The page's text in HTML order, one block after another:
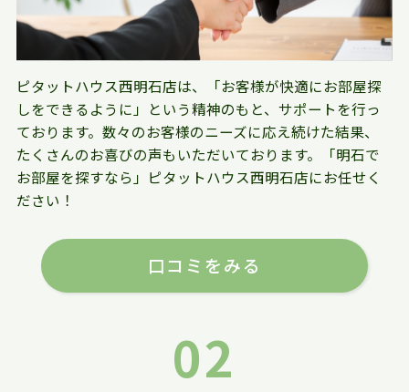
ピタットハウス西明石店は、「お客様が快適にお部屋探
しをできるように」という精神のもと、サポートを行っ
ております。数々のお客様のニーズに応え続けた結果、
たくさんのお喜びの声もいただいております。「明石で
お部屋を探すなら」ピタットハウス西明石店にお任せく
ださい！
口コミをみる
02